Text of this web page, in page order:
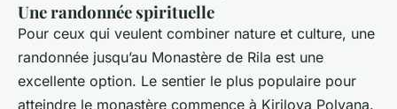
Une randonnée spirituelle
Pour ceux qui veulent combiner nature et culture, une
randonnée jusqu’au Monastère de Rila est une
excellente option. Le sentier le plus populaire pour
atteindre le monastère commence à Kirilova Polyana.